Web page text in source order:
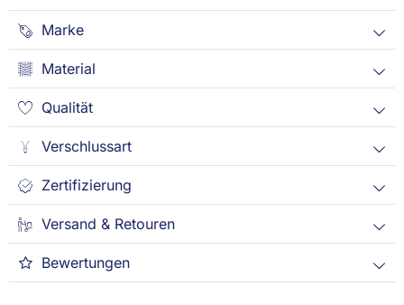
Marke
Material
Qualität
Verschlussart
Zertifizierung
Versand & Retouren
Bewertungen